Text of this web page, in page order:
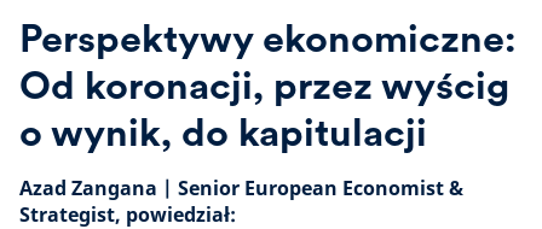
Perspektywy ekonomiczne:
Od koronacji, przez wyścig
o wynik, do kapitulacji
Azad Zangana | Senior European Economist &
Strategist, powiedział: